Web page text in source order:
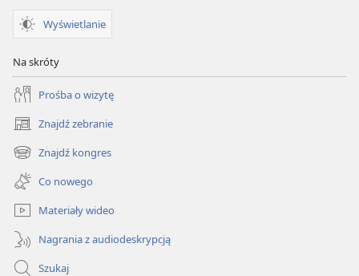
Wyświetlanie
Na skróty
Prośba o wizytę
Znajdź zebranie
(opens
new
window)
Znajdź kongres
(opens
new
window)
Co nowego
Materiały wideo
Nagrania z audiodeskrypcją
Szukaj